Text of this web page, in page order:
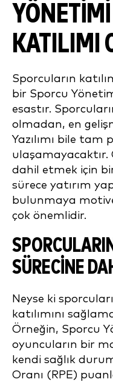
KATILIMI
Sporcuların
bir Sporcu
esastır.
olmadan, en
Yazılımı bile tam
ulaşamayacaktır.
dahil etmek için
sürece yatırım
bulunmaya
çok önemlidir.
SÜRECINE
Neyse ki
katılımını
Örneğin, Sporcu
oyuncuların bir
kendi sağlık
Oranı (RPE)